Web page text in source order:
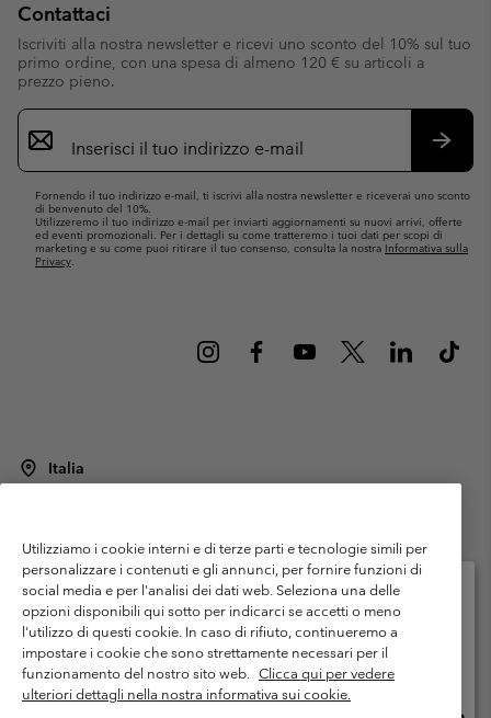
Contattaci
Iscriviti alla nostra newsletter e ricevi uno sconto del 10% sul tuo
primo ordine, con una spesa di almeno 120 € su articoli a
prezzo pieno.
Iscrizione
e-
mail
Fornendo il tuo indirizzo e-mail, ti iscrivi alla nostra newsletter e riceverai uno sconto
di benvenuto del 10%.
Utilizzeremo il tuo indirizzo e-mail per inviarti aggiornamenti su nuovi arrivi, offerte
ed eventi promozionali. Per i dettagli su come tratteremo i tuoi dati per scopi di
marketing e su come puoi ritirare il tuo consenso, consulta la nostra Informativa sulla
Privacy.
Italia
Termini di utilizzo
Condizioni Generali di Venditaa
Garanzia
Politica sulla privacy
Termini e condizioni del programma di membership
Condizioni di utilizzo dei contenuti generati dagli utenti
Impressum
Cookies
Public CBCR
Utilizziamo i cookie interni e di terze parti e tecnologie simili per
personalizzare i contenuti e gli annunci, per fornire funzioni di
social media e per l'analisi dei dati web. Seleziona una delle
opzioni disponibili qui sotto per indicarci se accetti o meno
l'utilizzo di questi cookie. In caso di rifiuto, continueremo a
impostare i cookie che sono strettamente necessari per il
funzionamento del nostro sito web. Clicca qui per vedere
ulteriori dettagli nella nostra informativa sui cookie.
Seleziona il paese di spedizione e la lingua
Shopping online disponibile